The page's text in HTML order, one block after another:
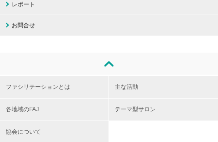
レポート
お問合せ
ファシリテーションとは 主な活動
各地域のFAJ テーマ型サロン
協会について